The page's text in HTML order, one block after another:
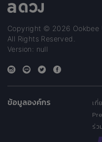
Copyright © 2026 Ookbee
All Rights Reserved.
Version: null
ข้อมูลองค์กร
เกี่
ร่ว